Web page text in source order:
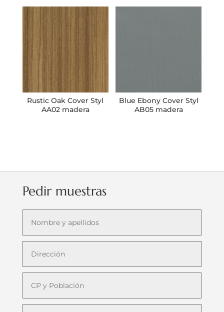
Rustic Oak Cover Styl
AA02 madera
Blue Ebony Cover Styl
AB05 madera
Pedir muestras